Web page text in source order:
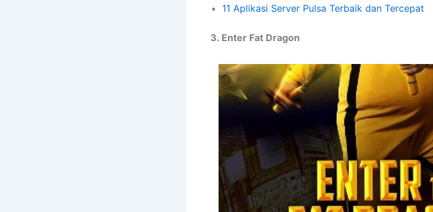
11 Aplikasi Server Pulsa Terbaik dan Tercepat
3. Enter Fat Dragon